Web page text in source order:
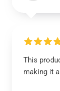
This
making it